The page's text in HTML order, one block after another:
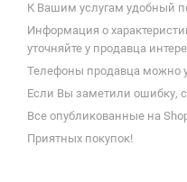
К Вашим услугам удобный
Информация о
уточняйте у продавца
Телефоны продавца можно
Если Вы заметили ошибку,
Все опубликованные на
Приятных покупок!